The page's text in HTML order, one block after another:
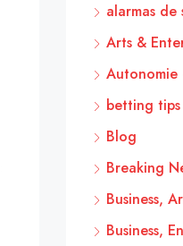
alarmas
Arts &
Autonomie
betting tips
Blog
Breaking
Business,
Business,